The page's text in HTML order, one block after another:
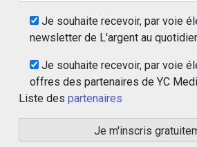
Je souhaite recevoir, par voie
newsletter de L'argent au
Je souhaite recevoir, par voie
offres des partenaires de YC
Liste des partenaires